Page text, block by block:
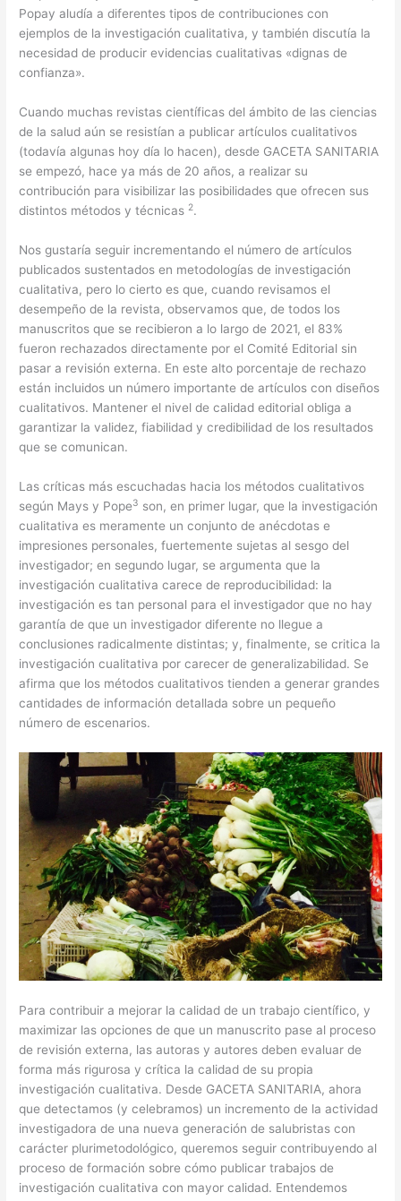
Popay aludía a diferentes tipos de contribuciones con
ejemplos de la investigación cualitativa, y también discutía la
necesidad de producir evidencias cualitativas «dignas de
confianza».
Cuando muchas revistas científicas del ámbito de las ciencias
de la salud aún se resistían a publicar artículos cualitativos
(todavía algunas hoy día lo hacen), desde GACETA SANITARIA
se empezó, hace ya más de 20 años, a realizar su
contribución para visibilizar las posibilidades que ofrecen sus
distintos métodos y técnicas 2.
Nos gustaría seguir incrementando el número de artículos
publicados sustentados en metodologías de investigación
cualitativa, pero lo cierto es que, cuando revisamos el
desempeño de la revista, observamos que, de todos los
manuscritos que se recibieron a lo largo de 2021, el 83%
fueron rechazados directamente por el Comité Editorial sin
pasar a revisión externa. En este alto porcentaje de rechazo
están incluidos un número importante de artículos con diseños
cualitativos. Mantener el nivel de calidad editorial obliga a
garantizar la validez, fiabilidad y credibilidad de los resultados
que se comunican.
Las críticas más escuchadas hacia los métodos cualitativos
según Mays y Pope3 son, en primer lugar, que la investigación
cualitativa es meramente un conjunto de anécdotas e
impresiones personales, fuertemente sujetas al sesgo del
investigador; en segundo lugar, se argumenta que la
investigación cualitativa carece de reproducibilidad: la
investigación es tan personal para el investigador que no hay
garantía de que un investigador diferente no llegue a
conclusiones radicalmente distintas; y, finalmente, se critica la
investigación cualitativa por carecer de generalizabilidad. Se
afirma que los métodos cualitativos tienden a generar grandes
cantidades de información detallada sobre un pequeño
número de escenarios.
Para contribuir a mejorar la calidad de un trabajo científico, y
maximizar las opciones de que un manuscrito pase al proceso
de revisión externa, las autoras y autores deben evaluar de
forma más rigurosa y crítica la calidad de su propia
investigación cualitativa. Desde GACETA SANITARIA, ahora
que detectamos (y celebramos) un incremento de la actividad
investigadora de una nueva generación de salubristas con
carácter plurimetodológico, queremos seguir contribuyendo al
proceso de formación sobre cómo publicar trabajos de
investigación cualitativa con mayor calidad. Entendemos